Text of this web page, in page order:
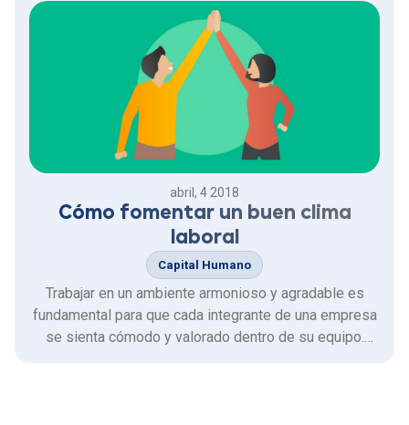
abril, 4 2018
Cómo fomentar un buen clima
laboral
Capital Humano
Trabajar en un ambiente armonioso y agradable es
fundamental para que cada integrante de una empresa
se sienta cómodo y valorado dentro de su equipo.